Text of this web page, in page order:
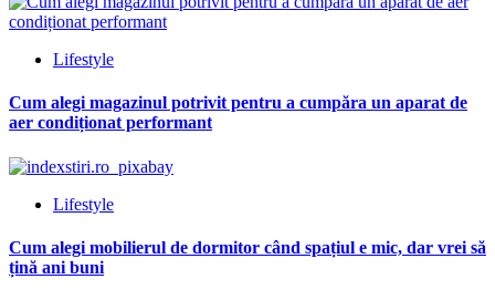
Lifestyle
Cum alegi magazinul potrivit pentru a cumpăra un aparat de
aer condiționat performant
Lifestyle
Cum alegi mobilierul de dormitor când spațiul e mic, dar vrei să
țină ani buni